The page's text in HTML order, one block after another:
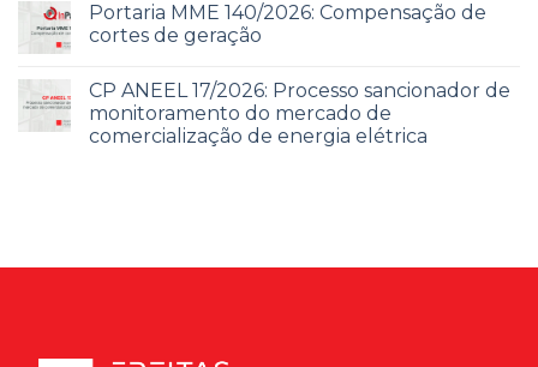
Portaria MME 140/2026: Compensação de
cortes de geração
CP ANEEL 17/2026: Processo sancionador de
monitoramento do mercado de
comercialização de energia elétrica